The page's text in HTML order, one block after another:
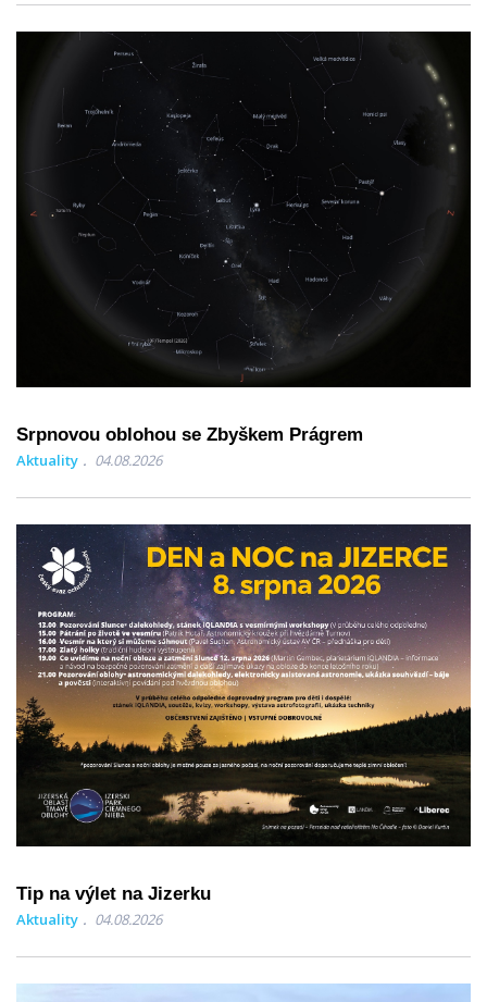
Srpnovou oblohou se Zbyškem Prágrem
Aktuality 04.08.2026
Tip na výlet na Jizerku
Aktuality 04.08.2026